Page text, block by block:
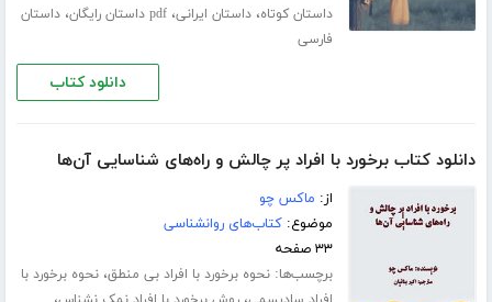
داستان کوتاه،داستان ایرانی،pdf داستان رایگان ،داستان
فارسی
دانلود کتاب
دانلود کتاب برخورد با افراد پر چالش و راه‌های شناسایی آن‌ها
از: ماکس چو
موضوع:کتاب‌های روانشناسی
۳۳ صفحه
برچسب‌ها:نحوه برخورد با افراد بی منطق،نحوه برخورد با